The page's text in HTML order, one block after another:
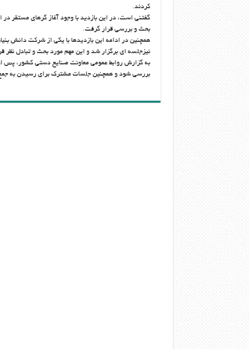
کردند.
گفتنی است، در این بازدید با وجود آغاز گرهای مستقر
بحث و بررسی قرار گرفت.
همچنین در ادامه این بازدیدها با یکی از شرکت دانش
نیزجلسه ای برگزار شد و این مهم مورد بحث و تبادل نظر
به گزارش روابط عمومی معاونت صنایع دستی کشور، پس از
بررسی شود و همچنین جلسات مشترک برای رسیدن به جمع